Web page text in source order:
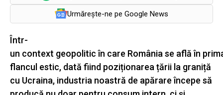
Urmărește-ne pe Google News
Într-
un context geopolitic în care România se află în
flancul estic, dată fiind poziționarea țării la graniță
cu Ucraina, industria noastră de apărare începe să